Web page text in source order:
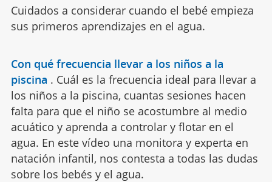
Cuidados a considerar cuando el bebé empieza
sus primeros aprendizajes en el agua.
Con qué frecuencia llevar a los niños a la
piscina . Cuál es la frecuencia ideal para llevar a
los niños a la piscina, cuantas sesiones hacen
falta para que el niño se acostumbre al medio
acuático y aprenda a controlar y flotar en el
agua. En este vídeo una monitora y experta en
natación infantil, nos contesta a todas las dudas
sobre los bebés y el agua.